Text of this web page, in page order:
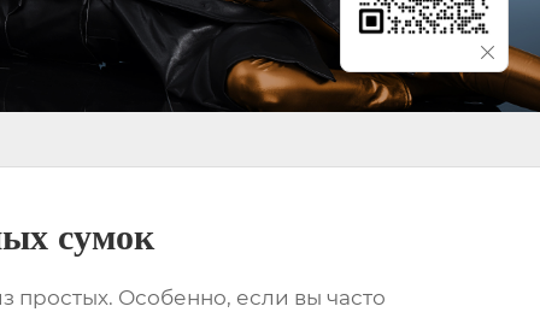
сумок
простых. Особенно, если вы часто